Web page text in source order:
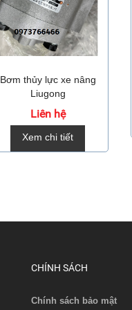
Bơm thủy lực xe nâng
Liugong
Liên hệ
Xem chi tiết
CHÍNH SÁCH
Chính sách bảo mật